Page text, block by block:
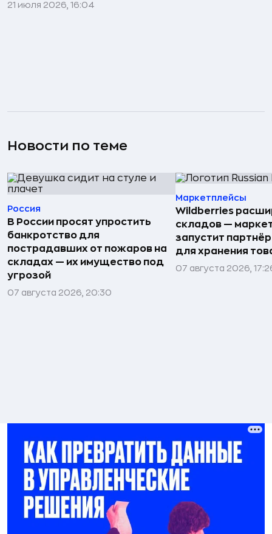
21 июля 2026, 16:04
Новости по теме
Россия
В России просят упростить
банкротство для
пострадавших от пожаров на
складах — их имущество под
угрозой
07 августа 2026, 20:30
Маркетплейсы
Wildberries
складов —
запустит
для хранения
07 августа 2026,